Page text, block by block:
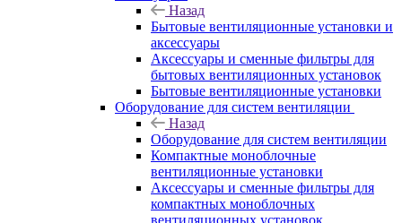
Назад
Бытовые вентиляционные установки и
аксессуары
Аксессуары и сменные фильтры для
бытовых вентиляционных установок
Бытовые вентиляционные установки
Оборудование для систем вентиляции
Назад
Оборудование для систем вентиляции
Компактные моноблочные
вентиляционные установки
Аксессуары и сменные фильтры для
компактных моноблочных
вентиляционных установок